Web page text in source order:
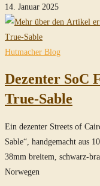
14. Januar 2025
Hutmacher Blog
Dezenter SoC
True-Sable
Ein dezenter Streets of
Sable“, handgemacht aus
38mm breitem, schwarz-
Norwegen